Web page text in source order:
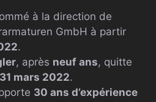
à la direction de
GmbH à partir
.
, après neuf ans, quitte
31 mars 2022.
30 ans d’expérience